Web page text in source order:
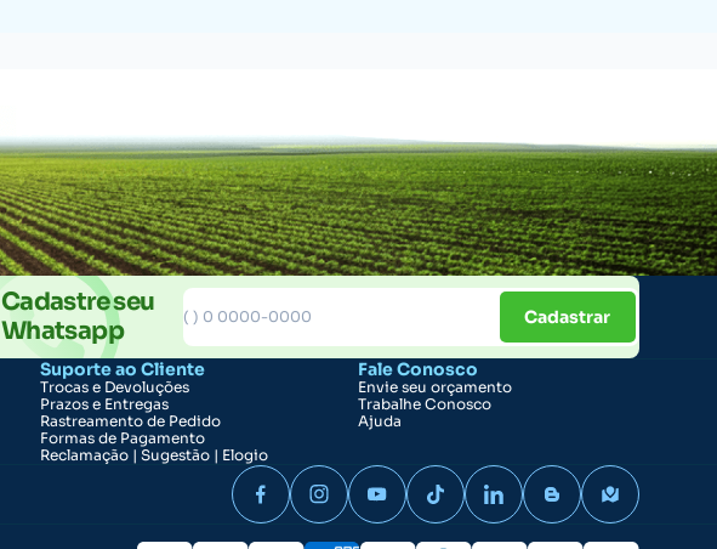
Cadastre seu
Whatsapp
Cadastrar
Suporte ao Cliente
Trocas e Devoluções
Prazos e Entregas
Rastreamento de Pedido
Formas de Pagamento
Reclamação | Sugestão | Elogio
Fale Conosco
Envie seu orçamento
Trabalhe Conosco
Ajuda